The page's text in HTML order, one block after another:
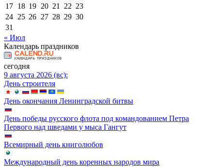
17 18 19 20 21 22 23
24 25 26 27 28 29 30
31
« Июл
Календарь праздников
сегодня
9 августа 2026 (вс):
День строителя
День окончания Ленинградской битвы
День победы русского флота под командованием Петра
Первого над шведами у мыса Гангут
Всемирный день книголюбов
Международный день коренных народов мира